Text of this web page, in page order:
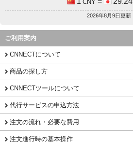
CNY
2026年8月9日更新
ご利用案内
CNNECTについて
商品の探し方
CNNECTツールについて
代行サービスの申込方法
注文の流れ・必要な費用
注文進行時の基本操作